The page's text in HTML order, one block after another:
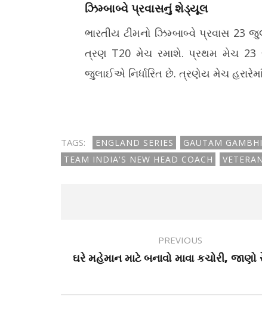
ઝિમ્બાબ્વે પ્રવાસનું શેડ્યૂલ
ભારતીય ટીમનો ઝિમ્બાબ્વે પ્રવાસ 23
ત્રણ T20 મેચ રમાશે. પ્રથમ મેચ
જુલાઈએ નિર્ધારિત છે. ત્રણેય મેચ
TAGS: ENGLAND SERIES GAUTAM
TEAM INDIA'S NEW HEAD COACH
VETERAN
PREVIOUS
ઘરે મહેમાન માટે બનાવો માવા કચોરી, જાણો